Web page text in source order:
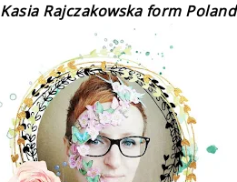
Kasia Rajczakowskaform Poland